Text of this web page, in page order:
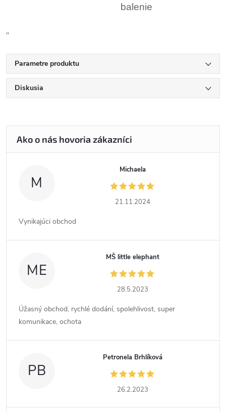
balenie
"
Parametre produktu
Diskusia
M
Michaela
21.11.2024
Vynikajúci obchod
ME
MŠ little elephant
28.5.2023
Úžasný obchod, rychlé dodání, spolehlivost, super
komunikace, ochota
PB
Petronela Brhlíková
26.2.2023